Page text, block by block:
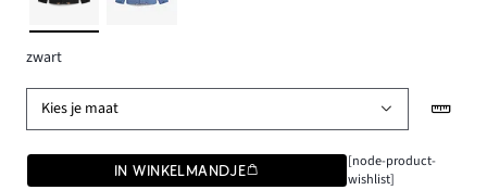
zwart
Kies je maat
IN WINKELMANDJE
[node-product-
wishlist]